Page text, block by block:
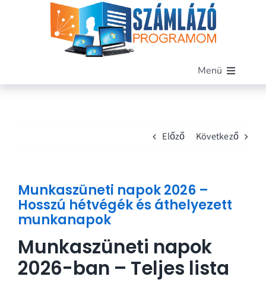
Menü
Blog
Demó letöltése
Előző Következő
Munkaszüneti napok 2026 –
Hosszú hétvégék és áthelyezett
munkanapok
Munkaszüneti napok
2026-ban – Teljes lista